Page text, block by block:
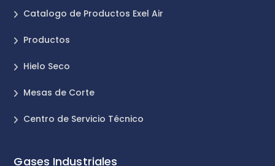
Catalogo de Productos Exel Air
Productos
Hielo Seco
Mesas de Corte
Centro de Servicio Técnico
Gases Industriales